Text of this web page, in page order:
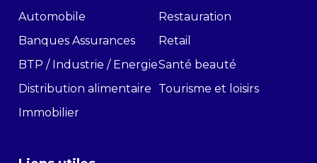
Automobile
Banques Assurances
BTP / Industrie / Energie
Distribution alimentaire
Immobilier
Restauration
Retail
Santé beauté
Tourisme et loisirs